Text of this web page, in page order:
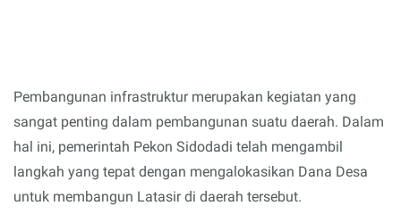
Pembangunan infrastruktur merupakan kegiatan yang
sangat penting dalam pembangunan suatu daerah. Dalam
hal ini, pemerintah Pekon Sidodadi telah mengambil
langkah yang tepat dengan mengalokasikan Dana Desa
untuk membangun Latasir di daerah tersebut.